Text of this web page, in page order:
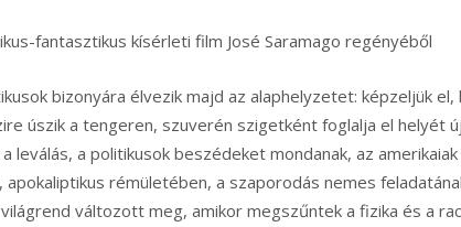
fantasztikus kísérleti film José Saramago regényéből
bizonyára élvezik majd az alaphelyzetet: képzeljük
úszik a tengeren, szuverén szigetként foglalja el helyét
leválás, a politikusok beszédeket mondanak, az
apokaliptikus rémületében, a szaporodás nemes
változott meg, amikor megszűntek a fizika és a